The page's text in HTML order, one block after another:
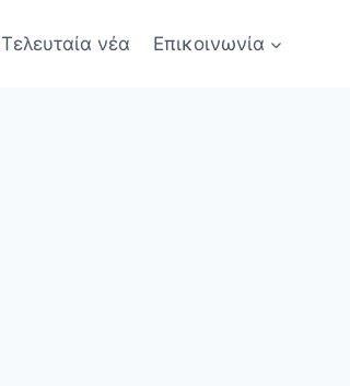
Τελευταία νέα Επικοινωνία